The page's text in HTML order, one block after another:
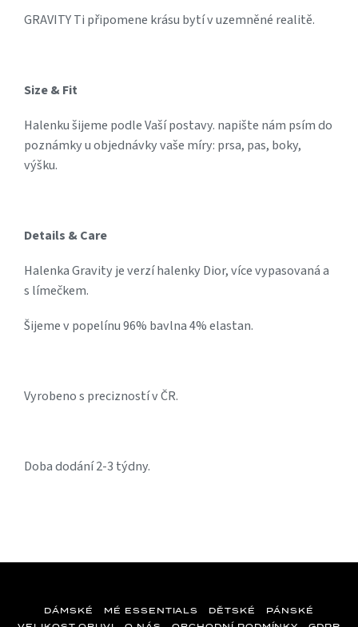
GRAVITY Ti připomene krásu bytí v uzemněné realitě.
Size & Fit
Halenku šijeme podle Vaší postavy. napište nám psím do
poznámky u objednávky vaše míry: prsa, pas, boky,
výšku.
Details & Care
Halenka Gravity je verzí halenky Dior, více vypasovaná a
s límečkem.
Šijeme v popelínu 96% bavlna 4% elastan.
Vyrobeno s precizností v ČR.
Doba dodání 2-3 týdny.
DÁMSKÉ MÉ ESSENTIALS DĚTSKÉ
PÁNSKÉ